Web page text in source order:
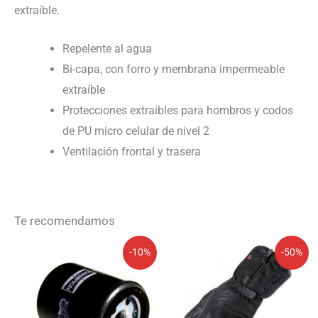
extraíble.
Repelente al agua
Bi-capa, con forro y membrana impermeable
extraíble
Protecciones extraíbles para hombros y codos
de PU micro celular de nivel 2
Ventilación frontal y trasera
Te recomendamos
-10%
precio
original
era:
8,28€.
actual
es:
7,45€.
-50%
precio
original
era:
137,46€.
El
precio
actual
es:
68,73€.